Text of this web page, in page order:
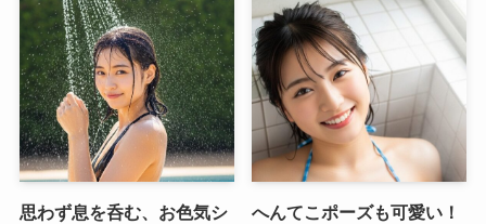
思わず息を呑む、お色気シ
へんてこポーズも可愛い！